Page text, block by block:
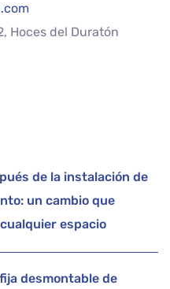
de la instalación de
un cambio que
espacio
desmontable de
Hoces del Duratón